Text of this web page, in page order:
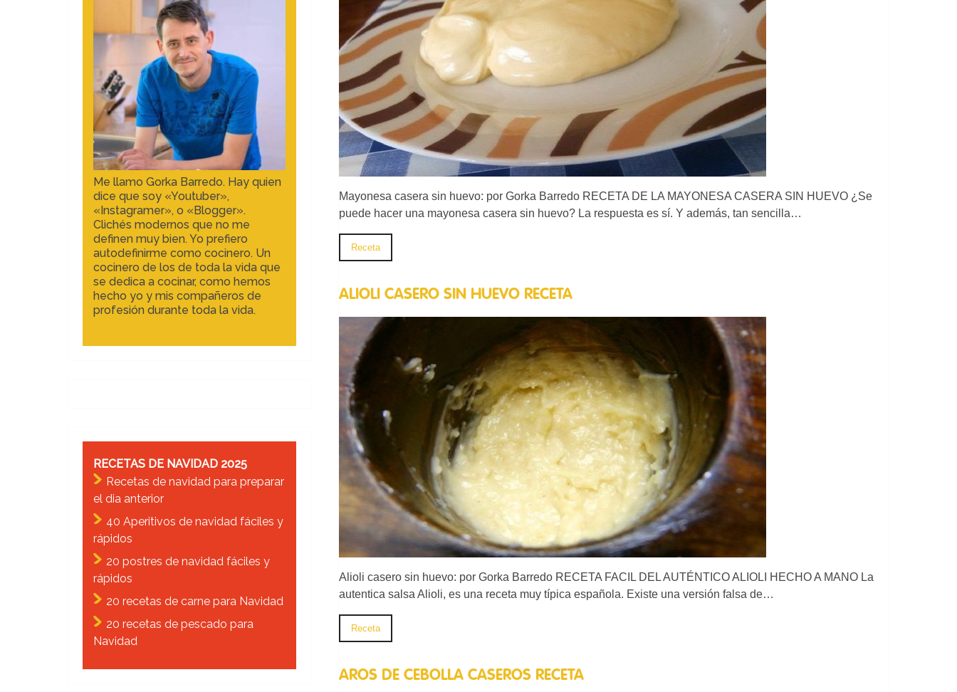
Mayonesa casera sin huevo: por Gorka Barredo RECETA DE LA MAYONESA CASERA SIN HUEVO ¿Se
puede hacer una mayonesa casera sin huevo? La respuesta es sí. Y además, tan sencilla…
Receta
ALIOLI CASERO SIN HUEVO RECETA
Alioli casero sin huevo: por Gorka Barredo RECETA FACIL DEL AUTÉNTICO ALIOLI HECHO A MANO La
autentica salsa Alioli, es una receta muy típica española. Existe una versión falsa de…
Receta
AROS DE CEBOLLA CASEROS RECETA
Me llamo Gorka Barredo. Hay quien
dice que soy «Youtuber»,
«Instagramer», o «Blogger».
Clichés modernos que no me
definen muy bien. Yo prefiero
autodefinirme como cocinero. Un
cocinero de los de toda la vida que
se dedica a cocinar, como hemos
hecho yo y mis compañeros de
profesión durante toda la vida.
RECETAS DE NAVIDAD 2025
Recetas de navidad para preparar
el dia anterior
40 Aperitivos de navidad fáciles y
rápidos
20 postres de navidad fáciles y
rápidos
20 recetas de carne para Navidad
20 recetas de pescado para
Navidad